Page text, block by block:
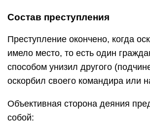
Состав преступления
Преступление окончено, когда
имело место, то есть один
способом унизил другого
оскорбил своего командира или
Объективная сторона деяния
собой: